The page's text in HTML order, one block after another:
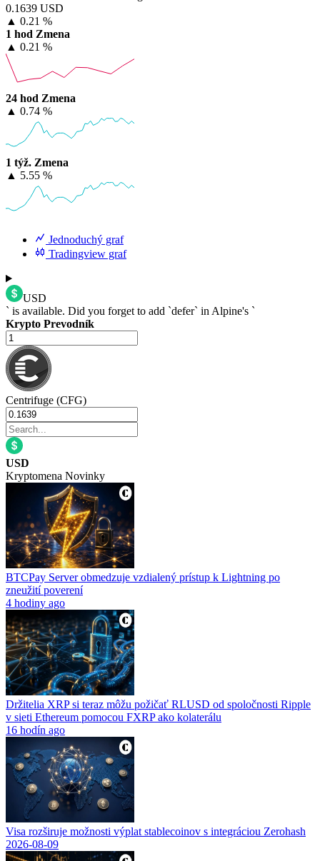
0.1639 USD
▲ 0.21 %
1 hod Zmena
▲ 0.21 %
24 hod Zmena
▲ 0.74 %
1 týž. Zmena
▲ 5.55 %
Jednoduchý graf
Tradingview graf
USD
` is available. Did you forget to add `defer` in Alpine's `
Krypto Prevodník
Centrifuge (CFG)
USD
Kryptomena Novinky
BTCPay Server obmedzuje vzdialený prístup k Lightning po
zneužití poverení
4 hodiny ago
Držitelia XRP si teraz môžu požičať RLUSD od spoločnosti Ripple
v sieti Ethereum pomocou FXRP ako kolaterálu
16 hodín ago
Visa rozširuje možnosti výplat stablecoinov s integráciou Zerohash
2026-08-09